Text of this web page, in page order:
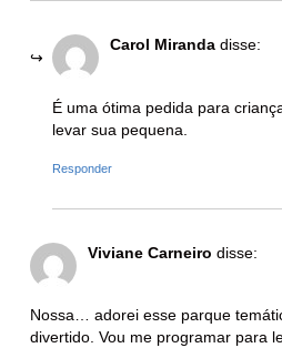
Carol Miranda disse:
É uma ótima pedida para
levar sua pequena.
Responder
Viviane Carneiro disse:
Nossa… adorei esse parque
divertido. Vou me programar para